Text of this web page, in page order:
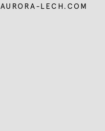
AURORA-LECH. COM